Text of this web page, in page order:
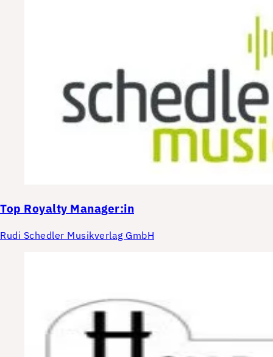
Top Royalty Manager:in
Rudi Schedler Musikverlag GmbH